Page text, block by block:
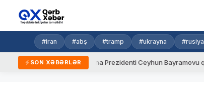
#iran #abş #tramp #ukrayna #rusiya
SON XƏBƏRLƏR
Ukrayna Prezidenti Ceyhun Bayramovu qəbul edib